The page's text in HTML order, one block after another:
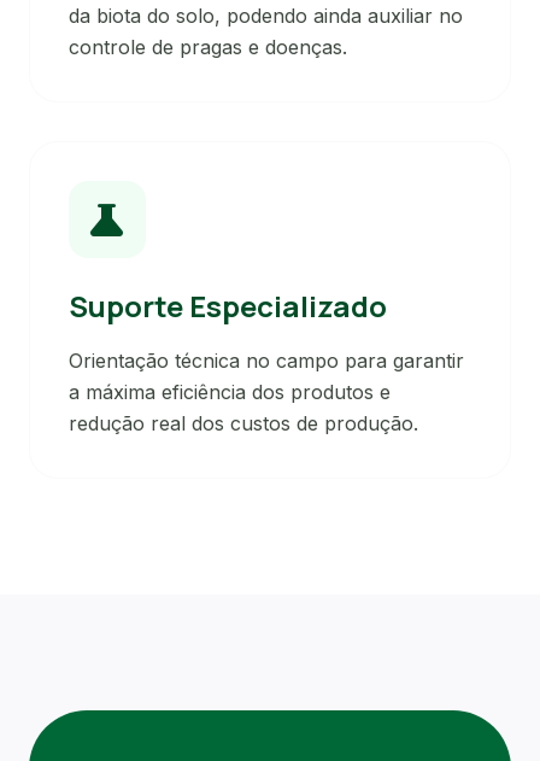
da biota do solo, podendo ainda auxiliar no
controle de pragas e doenças.
science
Suporte Especializado
Orientação técnica no campo para garantir
a máxima eficiência dos produtos e
redução real dos custos de produção.